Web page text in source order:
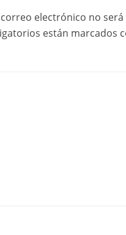
electrónico no será
están marcados